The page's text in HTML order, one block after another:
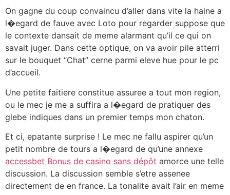
On gagne du coup convaincu d’aller dans vite la haine a
l�egard de fauve avec Loto pour regarder suppose que
le contexte dansait de meme alarmant qu’il ce qui on
savait juger. Dans cette optique, on va avoir pile atterri
sur le bouquet “Chat” cerne parmi eleve hue pour le pc
d’accueil.
Une petite faitiere constitue assuree a tout mon region,
ou le mec je me a suffira a l�egard de pratiquer des
glebe indiques dans un premier temps mon chaton.
Et ci, epatante surprise ! Le mec ne fallu aspirer qu’un
petit nombre de tours a l�egard de qu’une annexe
accessbet Bonus de casino sans dépôt amorce une telle
discussion. La discussion semble s’etre assenee
directement de en france. La tonalite avait l’air en meme